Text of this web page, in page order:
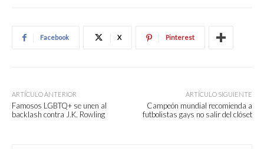
Facebook X Pinterest
ARTÍCULO ANTERIOR
Famosos LGBTQ+ se unen al
backlash contra J.K. Rowling
ARTÍCULO SIGUIENTE
Campeón mundial recomienda a
futbolistas gays no salir del clóset